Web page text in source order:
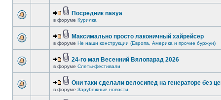
Посредник nasya
в форуме Курилка
Максимально просто лаконичный хайрейсер
в форуме Не наши конструкции (Европа, Америка и прочие буржуи)
24-го мая Весенний Вялопарад 2026
в форуме Слеты-фестивали
Они таки сделали велосипед на генераторе без
в форуме Зарубежные новости